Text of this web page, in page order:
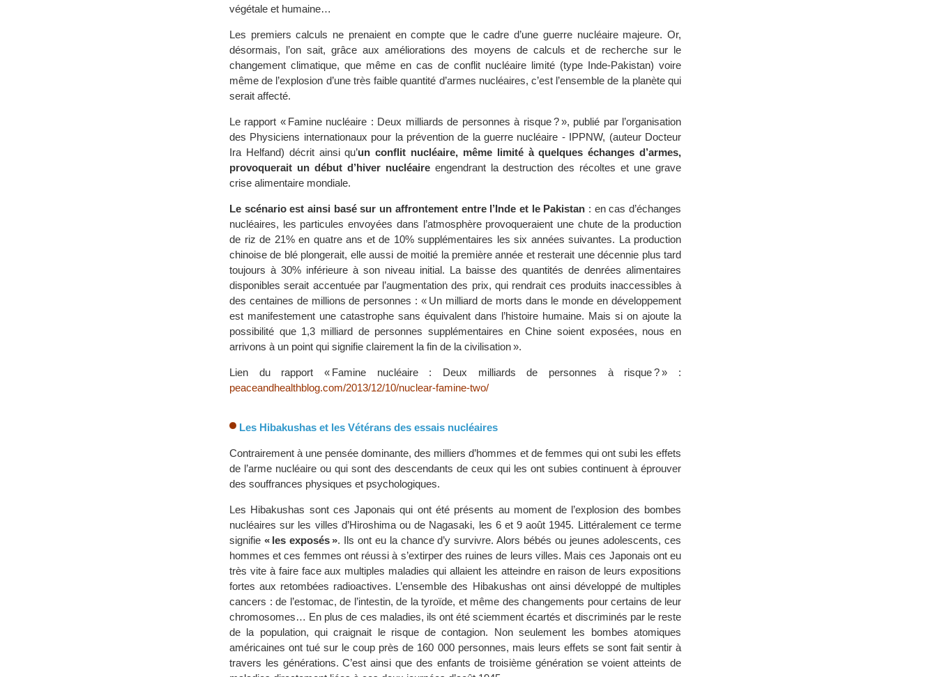
végétale et humaine…
Les premiers calculs ne prenaient en compte que le cadre d’une guerre nucléaire majeure. Or,
désormais, l’on sait, grâce aux améliorations des moyens de calculs et de recherche sur le
changement climatique, que même en cas de conflit nucléaire limité (type Inde-Pakistan) voire
même de l’explosion d’une très faible quantité d’armes nucléaires, c’est l’ensemble de la planète qui
serait affecté.
Le rapport « Famine nucléaire : Deux milliards de personnes à risque ? », publié par l’organisation
des Physiciens internationaux pour la prévention de la guerre nucléaire - IPPNW, (auteur Docteur
Ira Helfand) décrit ainsi qu’un conflit nucléaire, même limité à quelques échanges d’armes,
provoquerait un début d’hiver nucléaireengendrant la destruction des récoltes et une grave
crise alimentaire mondiale.
Le scénario est ainsi basé sur un affrontement entre l’Inde et le Pakistan : en cas d’échanges
nucléaires, les particules envoyées dans l’atmosphère provoqueraient une chute de la production
de riz de 21% en quatre ans et de 10% supplémentaires les six années suivantes. La production
chinoise de blé plongerait, elle aussi de moitié la première année et resterait une décennie plus tard
toujours à 30% inférieure à son niveau initial. La baisse des quantités de denrées alimentaires
disponibles serait accentuée par l’augmentation des prix, qui rendrait ces produits inaccessibles à
des centaines de millions de personnes : « Un milliard de morts dans le monde en développement
est manifestement une catastrophe sans équivalent dans l’histoire humaine. Mais si on ajoute la
possibilité que 1,3 milliard de personnes supplémentaires en Chine soient exposées, nous en
arrivons à un point qui signifie clairement la fin de la civilisation ».
Lien du rapport « Famine nucléaire : Deux milliards de personnes à risque ? » :
peaceandhealthblog.com/2013/12/10/nuclear-famine-two/
Les Hibakushas et les Vétérans des essais nucléaires
Contrairement à une pensée dominante, des milliers d’hommes et de femmes qui ont subi les effets
de l’arme nucléaire ou qui sont des descendants de ceux qui les ont subies continuent à éprouver
des souffrances physiques et psychologiques.
Les Hibakushas sont ces Japonais qui ont été présents au moment de l’explosion des bombes
nucléaires sur les villes d’Hiroshima ou de Nagasaki, les 6 et 9 août 1945. Littéralement ce terme
signifie « les exposés ». Ils ont eu la chance d’y survivre. Alors bébés ou jeunes adolescents, ces
hommes et ces femmes ont réussi à s’extirper des ruines de leurs villes. Mais ces Japonais ont eu
très vite à faire face aux multiples maladies qui allaient les atteindre en raison de leurs expositions
fortes aux retombées radioactives. L’ensemble des Hibakushas ont ainsi développé de multiples
cancers : de l’estomac, de l’intestin, de la tyroïde, et même des changements pour certains de leur
chromosomes… En plus de ces maladies, ils ont été sciemment écartés et discriminés par le reste
de la population, qui craignait le risque de contagion. Non seulement les bombes atomiques
américaines ont tué sur le coup près de 160 000 personnes, mais leurs effets se sont fait sentir à
travers les générations. C’est ainsi que des enfants de troisième génération se voient atteints de